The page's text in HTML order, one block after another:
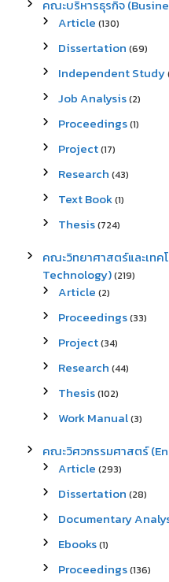
คณะบริหารธุรกิจ
Article (130)
Dissertation (69)
Independent Study
Job Analysis(2)
Proceedings(1)
Project(17)
Research (43)
Text Book(1)
Thesis(724)
คณะวิทยาศาสตร์และเทค
Technology)(219)
Article (2)
Proceedings(33)
Project(34)
Research (44)
Thesis(102)
Work Manual(3)
คณะวิศวกรรมศาสตร์
Article (293)
Dissertation (28)
Documentary
Ebooks(1)
Proceedings(136)